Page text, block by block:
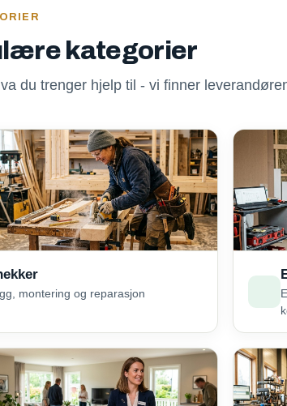
kategorier
du trenger hjelp til - vi finner
montering og reparasjon